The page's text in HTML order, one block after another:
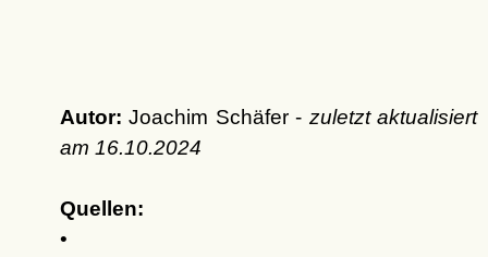
Autor: Joachim Schäfer - zuletzt aktualisiert
am 16.10.2024
Quellen:
•